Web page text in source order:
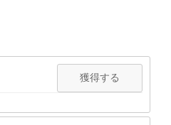
獲得する